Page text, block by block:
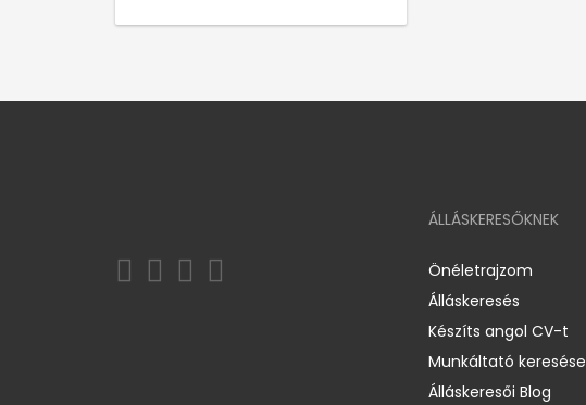
ÁLLÁSKERESŐKNEK
Önéletrajzom
Álláskeresés
Készíts angol CV-t
Munkáltató keresése
Álláskeresői Blog